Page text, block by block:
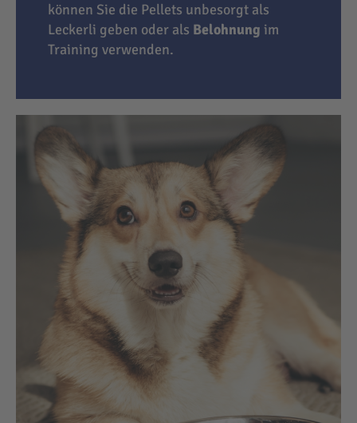
können Sie die Pellets unbesorgt als
Leckerli geben oder als Belohnung im
Training verwenden.